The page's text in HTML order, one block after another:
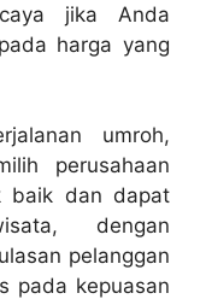
jika Anda
harga yang
umroh,
perusahaan
baik dan dapat
dengan
pelanggan
pada kepuasan